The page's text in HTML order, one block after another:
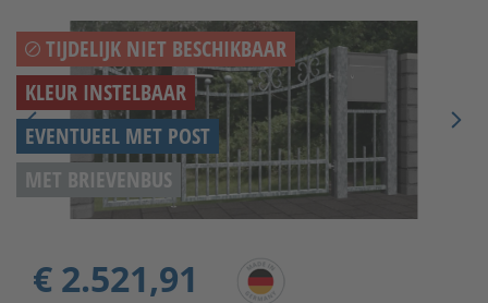
TIJDELIJK NIET BESCHIKBAAR
KLEUR INSTELBAAR
EVENTUEEL MET POST
MET BRIEVENBUS
€ 2.521,91